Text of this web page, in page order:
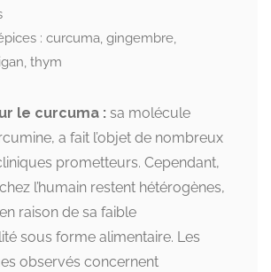
: curcuma, gingembre,
thym
le curcuma : sa molécule
a fait l’objet de nombreux
prometteurs. Cependant,
l’humain restent hétérogènes,
raison de sa faible
sous forme alimentaire. Les
observés concernent